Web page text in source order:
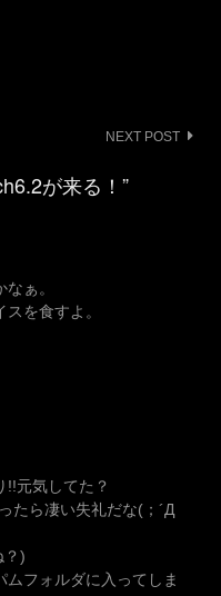
NEXT POST
が来る！”
ぁ。
を食すよ。
!!元気してた？
たら凄い失礼だな(；´Д
？)
フォルダに入ってしま